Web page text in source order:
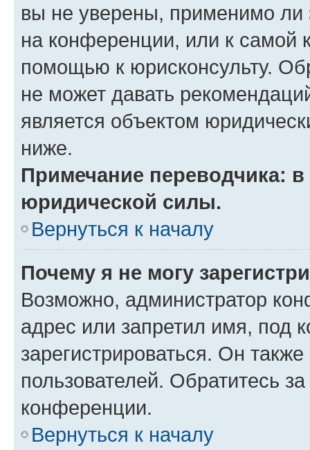
вы не уверены, применимо ли
на конференции, или к самой
помощью к юрисконсульту.
не может давать
является объектом
ниже.
Примечание переводчика:
юридической силы.
Вернуться к началу
Почему я не могу
Возможно, администратор
адрес или запретил имя, под
зарегистрироваться. Он
пользователей. Обратитесь
конференции.
Вернуться к началу